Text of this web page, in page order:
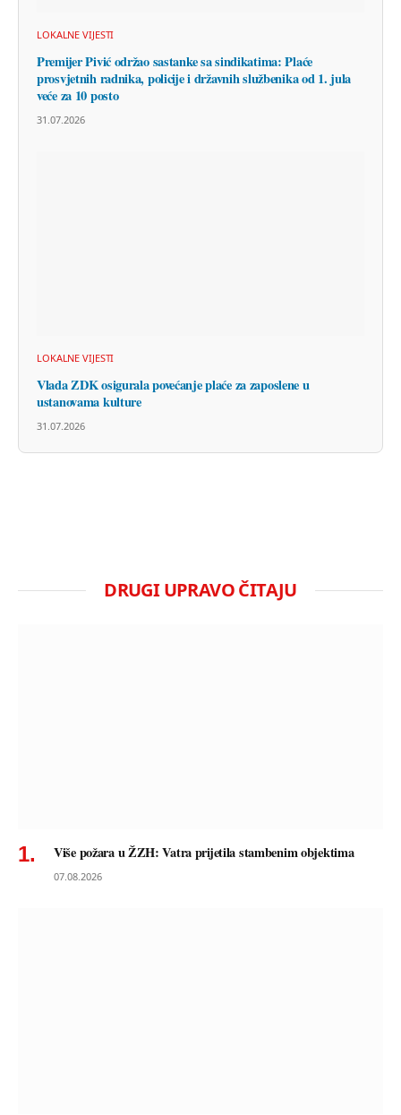
LOKALNE VIJESTI
Premijer Pivić održao sastanke sa sindikatima: Plaće
prosvjetnih radnika, policije i državnih službenika od 1. jula
veće za 10 posto
31.07.2026
LOKALNE VIJESTI
Vlada ZDK osigurala povećanje plaće za zaposlene u
ustanovama kulture
31.07.2026
DRUGI UPRAVO ČITAJU
Više požara u ŽZH: Vatra prijetila stambenim objektima
07.08.2026